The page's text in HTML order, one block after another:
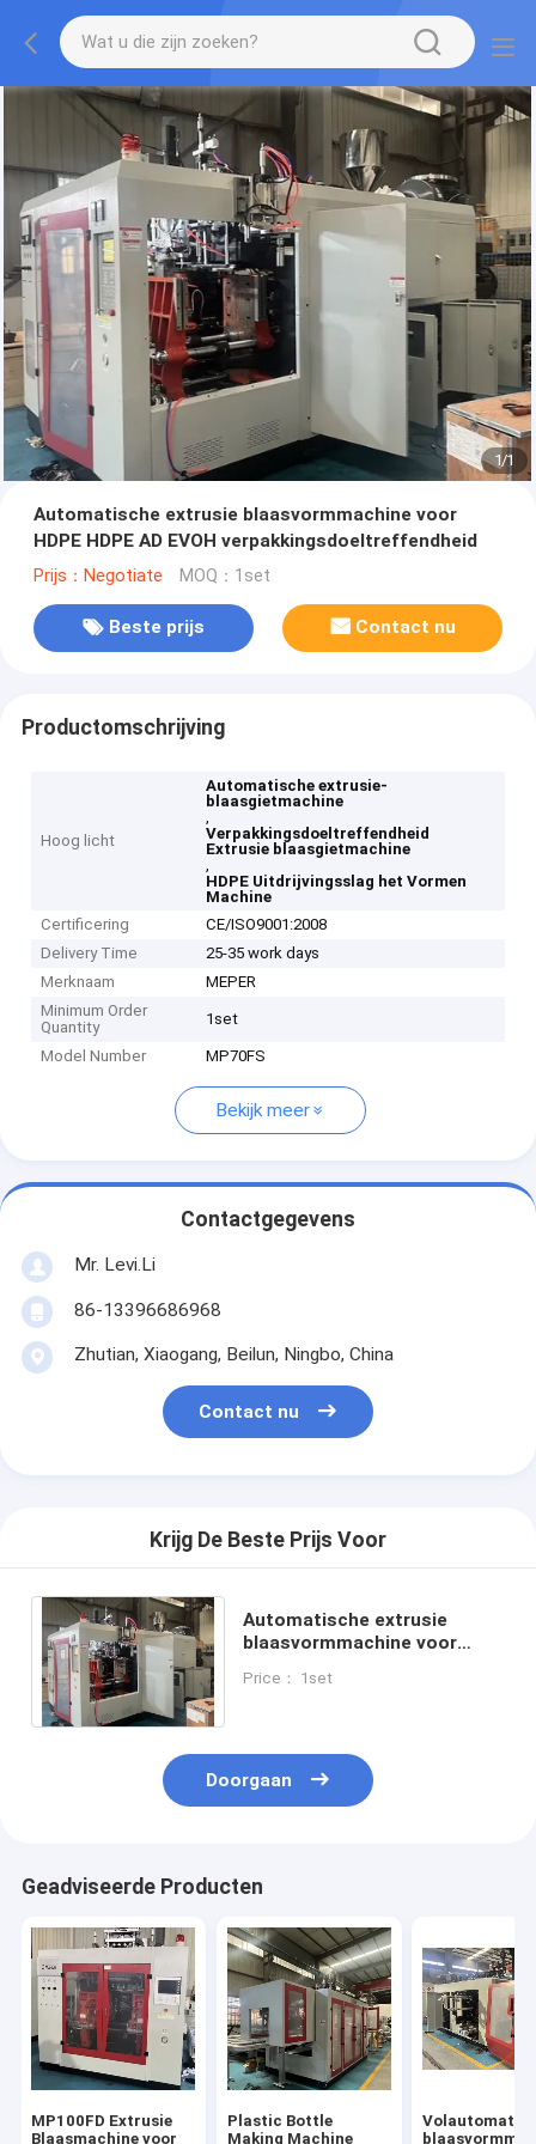
1/1
Automatische extrusie blaasvormmachine voor
HDPE HDPE AD EVOH verpakkingsdoeltreffendheid
Prijs：Negotiate MOQ：1set
Beste prijs Contact nu
Productomschrijving
Hoog licht
Automatische extrusie-
blaasgietmachine
,
Verpakkingsdoeltreffendheid
Extrusie blaasgietmachine
,
HDPE Uitdrijvingsslag het Vormen
Machine
Certificering
CE/ISO9001:2008
Delivery Time
25-35 work days
Merknaam
MEPER
Minimum Order
Quantity
1set
Model Number MP70FS
Bekijk meer
Contactgegevens
Mr. Levi.Li
86-13396686968
Zhutian, Xiaogang, Beilun, Ningbo, China
Contact nu
Krijg De Beste Prijs Voor
Automatische extrusie
blaasvormmachine voor
verpakkingsdoeltreffendheid
Price： 1set
Doorgaan
Geadviseerde Producten
MP100FD Extrusie
Blaasmachine voor
Plastic Bottle
Making Machine